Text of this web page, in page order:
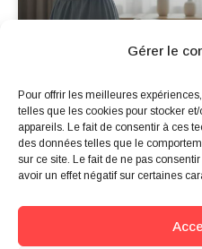
Gérer le
Pour offrir les meilleures
telles que les cookies pour stocker
appareils. Le fait de consentir à ces
des données telles que le
sur ce site. Le fait de ne pas
avoir un effet négatif sur certaines
Vous ressentez
quand vous posez
amour ?
Lire la suite »